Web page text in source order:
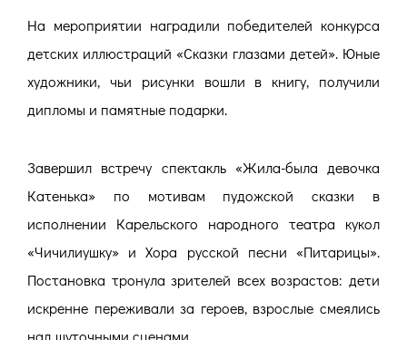
На мероприятии наградили победителей конкурса
детских иллюстраций «Сказки глазами детей». Юные
художники, чьи рисунки вошли в книгу, получили
дипломы и памятные подарки.
Завершил встречу спектакль «Жила-была девочка
Катенька» по мотивам пудожской сказки в
исполнении Карельского народного театра кукол
«Чичилиушку» и Хора русской песни «Питарицы».
Постановка тронула зрителей всех возрастов: дети
искренне переживали за героев, взрослые смеялись